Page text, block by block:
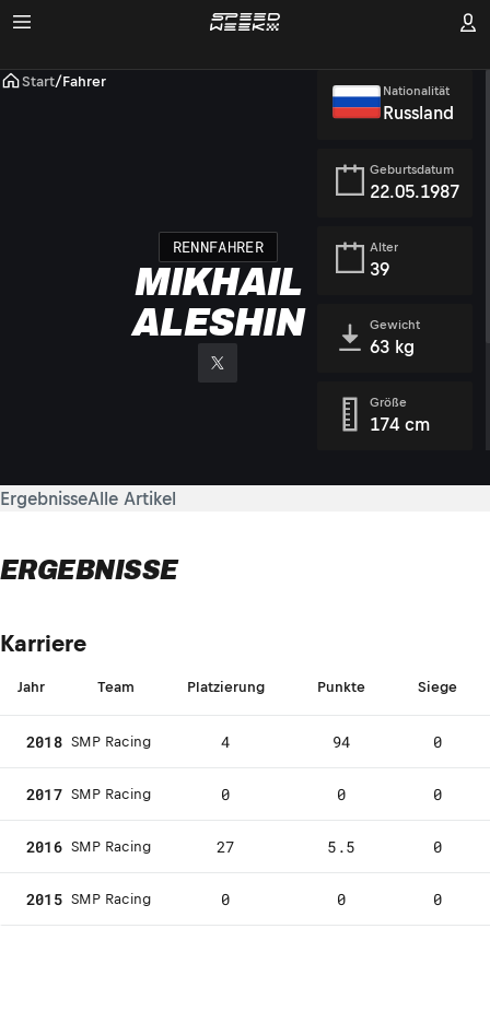
Start/Fahrer
RENNFAHRER
MIKHAIL
ALESHIN
Nationalität
Russland
Geburtsdatum
22.05.1987
Alter
39
Gewicht
63 kg
Größe
174 cm
ErgebnisseAlle Artikel
ERGEBNISSE
Karriere
Jahr Team Platzierung Punkte Siege
2018 SMP Racing 4 94 0
2017 SMP Racing 0 0 0
2016 SMP Racing 27 5.5 0
2015 SMP Racing 0 0 0